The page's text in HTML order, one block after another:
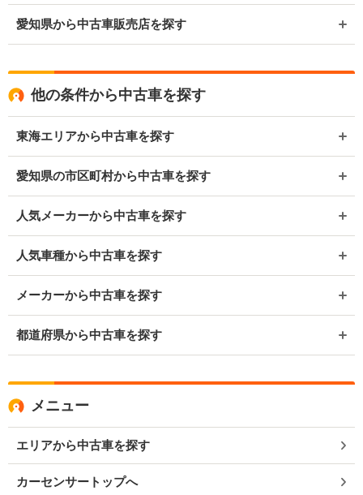
愛知県から中古車販売店を探す
他の条件から中古車を探す
東海エリアから中古車を探す
愛知県の市区町村から中古車を探す
人気メーカーから中古車を探す
人気車種から中古車を探す
メーカーから中古車を探す
都道府県から中古車を探す
メニュー
エリアから中古車を探す
カーセンサートップへ